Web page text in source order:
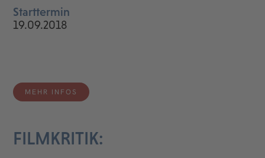
Starttermin
19.09.2018
MEHR INFOS
FILMKRITIK: